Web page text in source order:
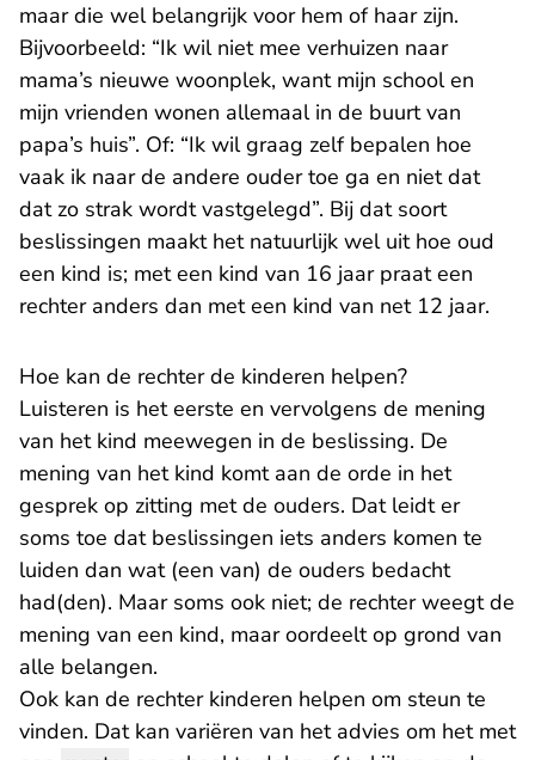
maar die wel belangrijk voor hem of haar zijn.
Bijvoorbeeld: “Ik wil niet mee verhuizen naar
mama’s nieuwe woonplek, want mijn school en
mijn vrienden wonen allemaal in de buurt van
papa’s huis”. Of: “Ik wil graag zelf bepalen hoe
vaak ik naar de andere ouder toe ga en niet dat
dat zo strak wordt vastgelegd”. Bij dat soort
beslissingen maakt het natuurlijk wel uit hoe oud
een kind is; met een kind van 16 jaar praat een
rechter anders dan met een kind van net 12 jaar.
Hoe kan de rechter de kinderen helpen?
Luisteren is het eerste en vervolgens de mening
van het kind meewegen in de beslissing. De
mening van het kind komt aan de orde in het
gesprek op zitting met de ouders. Dat leidt er
soms toe dat beslissingen iets anders komen te
luiden dan wat (een van) de ouders bedacht
had(den). Maar soms ook niet; de rechter weegt de
mening van een kind, maar oordeelt op grond van
alle belangen.
Ook kan de rechter kinderen helpen om steun te
vinden. Dat kan variëren van het advies om het met